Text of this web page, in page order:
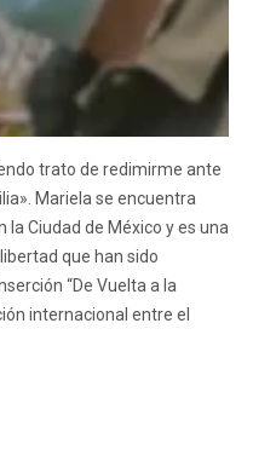
trato de redimirme ante
Mariela se encuentra
Ciudad de México y es una
que han sido
“De Vuelta a la
internacional entre el